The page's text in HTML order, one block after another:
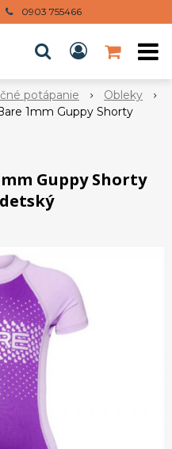
0903 755466
potápanie
Obleky
1mm Guppy Shorty
Guppy Shorty